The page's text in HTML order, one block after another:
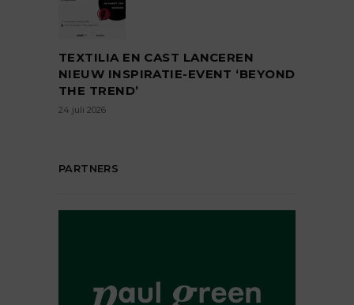
TEXTILIA EN CAST LANCEREN
NIEUW INSPIRATIE-EVENT ‘BEYOND
THE TREND’
24 juli 2026
PARTNERS